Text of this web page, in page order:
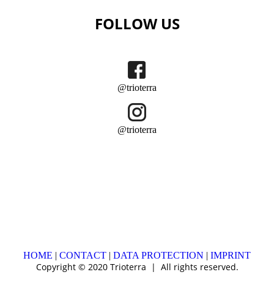
FOLLOW US
@trioterra
@trioterra
HOME | CONTACT | DATA PROTECTION | IMPRINT
Copyright © 2020 Trioterra | All rights reserved.